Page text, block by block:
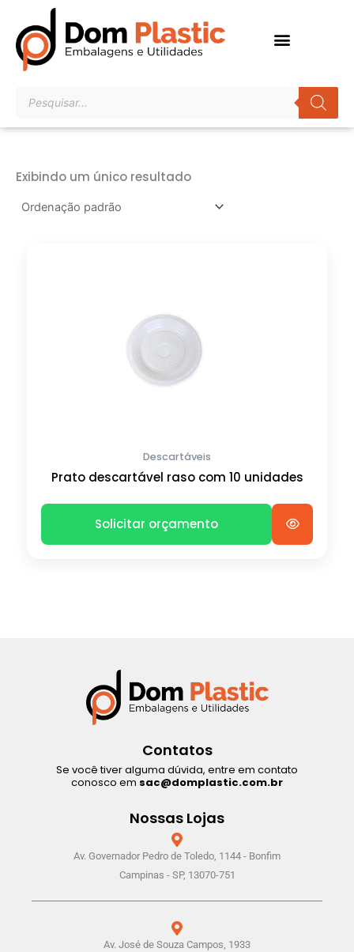
para
conteúdo
produtos
Exibindo um único resultado
Descartáveis
Prato descartável raso com 10 unidades
Solicitar orçamento
Contatos
Se você tiver alguma dúvida, entre em contato
conosco em sac@domplastic.com.br
Nossas Lojas
Av. Governador Pedro de Toledo, 1144 - Bonfim
Campinas - SP, 13070-751
Av. José de Souza Campos, 1933